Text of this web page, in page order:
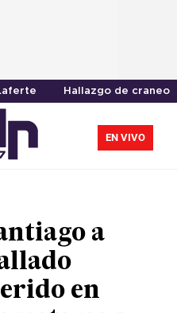
Hallazgo de craneo
EN VIVO
a
en